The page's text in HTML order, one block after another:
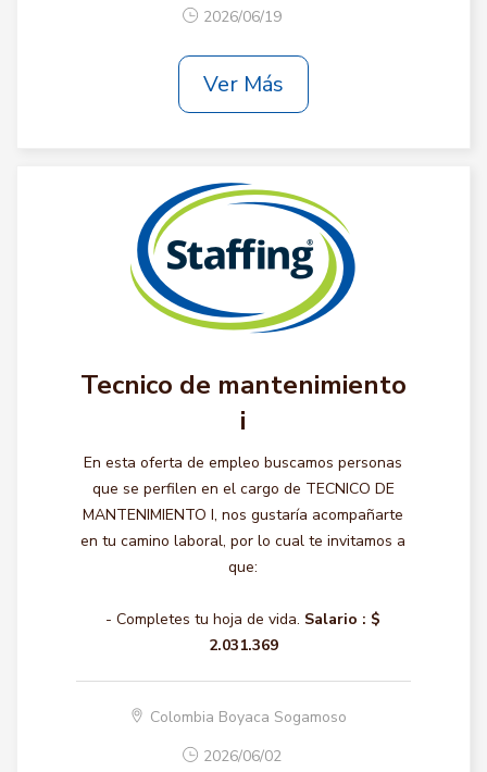
2026/06/19
Ver Más
Tecnico de mantenimiento
i
En esta oferta de empleo buscamos personas
que se perfilen en el cargo de TECNICO DE
MANTENIMIENTO I, nos gustaría acompañarte
en tu camino laboral, por lo cual te invitamos a
que:
- Completes tu hoja de vida. Salario : $
2.031.369
Colombia Boyaca Sogamoso
2026/06/02